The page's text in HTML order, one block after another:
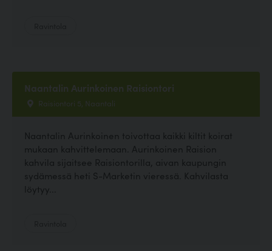
Naantalin Aurinkoinen Raisiontori
Raisiontori 5, Naantali
Naantalin Aurinkoinen toivottaa kaikki kiltit koirat
mukaan kahvittelemaan. Aurinkoinen Raision
kahvila sijaitsee Raisiontorilla, aivan kaupungin
sydämessä heti S-Marketin vieressä. Kahvilasta
löytyy...